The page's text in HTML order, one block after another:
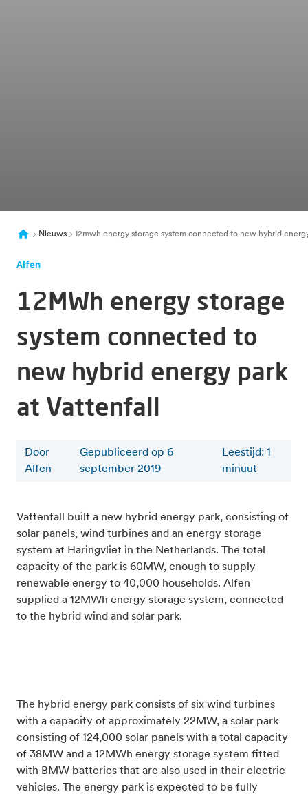
Nieuws 12mwh energy storage system connected to new hybrid
Alfen
12MWh energy storage
system connected to
new hybrid energy park
at Vattenfall
Door
Alfen
Gepubliceerd op 6
september 2019
Leestijd: 1
minuut
Vattenfall built a new hybrid energy park, consisting of
solar panels, wind turbines and an energy storage
system at Haringvliet in the Netherlands. The total
capacity of the park is 60MW, enough to supply
renewable energy to 40,000 households. Alfen
supplied a 12MWh energy storage system, connected
to the hybrid wind and solar park.
The hybrid energy park consists of six wind turbines
with a capacity of approximately 22MW, a solar park
consisting of 124,000 solar panels with a total capacity
of 38MW and a 12MWh energy storage system fitted
with BMW batteries that are also used in their electric
vehicles. The energy park is expected to be fully